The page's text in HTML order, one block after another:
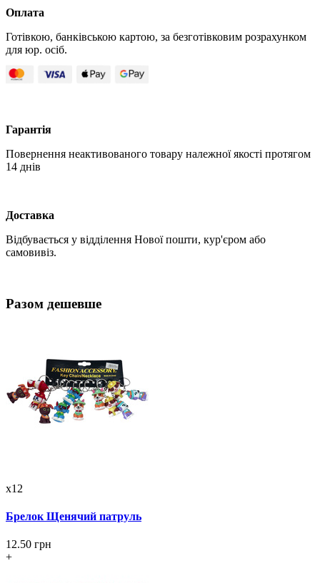
Оплата
Готівкою, банківською картою, за безготівковим розрахунком
для юр. осіб.
Гарантія
Повернення неактивованого товару належної якості протягом
14 днів
Доставка
Відбувається у відділення Нової пошти, кур'єром або
самовивіз.
Разом дешевше
x12
Брелок Щенячий патруль
12.50 грн
+